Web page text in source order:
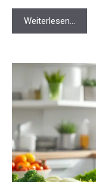
Weiterlesen…